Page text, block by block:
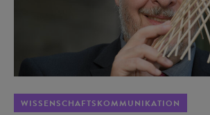
WISSENSCHAFTSKOMMUNIKATION